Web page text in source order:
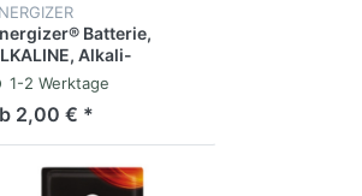
Batterie,
Alkali-
A23, E23A, 12 V
1-2 Werktage
2,00 € *